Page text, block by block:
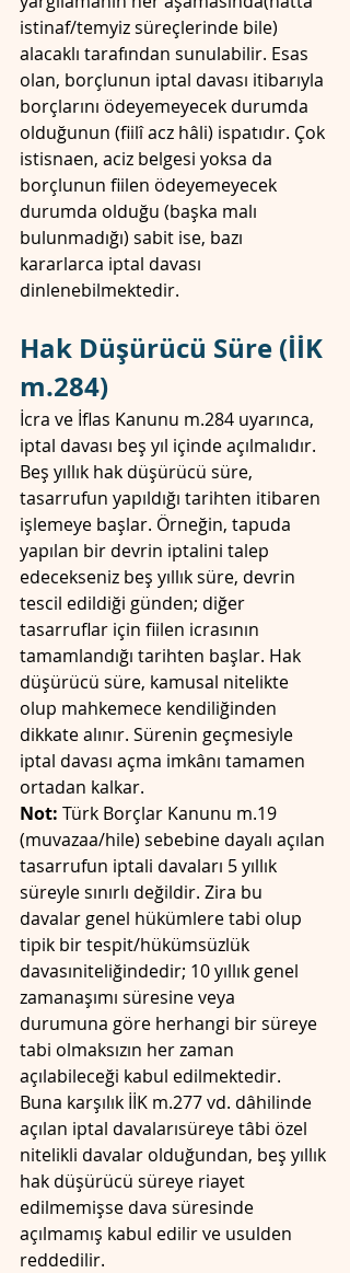
istinaf/temyiz süreçlerinde bile)
alacaklı tarafından sunulabilir. Esas
olan, borçlunun iptal davası itibarıyla
borçlarını ödeyemeyecek durumda
olduğunun (fiilî acz hâli) ispatıdır. Çok
istisnaen, aciz belgesi yoksa da
borçlunun fiilen ödeyemeyecek
durumda olduğu (başka malı
bulunmadığı) sabit ise, bazı
kararlarca iptal davası
dinlenebilmektedir.
Hak Düşürücü Süre (İİK
m.284)
İcra ve İflas Kanunu m.284 uyarınca,
iptal davası beş yıl içinde açılmalıdır.
Beş yıllık hak düşürücü süre,
tasarrufun yapıldığı tarihten itibaren
işlemeye başlar. Örneğin, tapuda
yapılan bir devrin iptalini talep
edecekseniz beş yıllık süre, devrin
tescil edildiği günden; diğer
tasarruflar için fiilen icrasının
tamamlandığı tarihten başlar. Hak
düşürücü süre, kamusal nitelikte
olup mahkemece kendiliğinden
dikkate alınır. Sürenin geçmesiyle
iptal davası açma imkânı tamamen
ortadan kalkar.
Not: Türk Borçlar Kanunu m.19
(muvazaa/hile) sebebine dayalı açılan
tasarrufun iptali davaları 5 yıllık
süreyle sınırlı değildir. Zira bu
davalar genel hükümlere tabi olup
tipik bir tespit/hükümsüzlük
davasıniteliğindedir; 10 yıllık genel
zamanaşımı süresine veya
durumuna göre herhangi bir süreye
tabi olmaksızın her zaman
açılabileceği kabul edilmektedir.
Buna karşılık İİK m.277 vd. dâhilinde
açılan iptal davalarısüreye tâbi özel
nitelikli davalar olduğundan, beş yıllık
hak düşürücü süreye riayet
edilmemişse dava süresinde
açılmamış kabul edilir ve usulden
reddedilir.